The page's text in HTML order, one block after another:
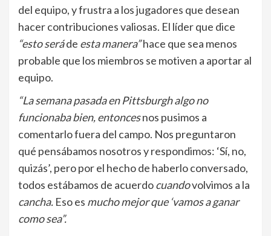
del equipo, y frustra a los jugadores que desean
hacer contribuciones valiosas. El líder que dice
“esto seráde esta manera”hace que sea menos
probable que los miembros se motiven a aportar al
equipo.
“La semana pasada en Pittsburgh algo no
funcionaba bien, entoncesnos pusimos a
comentarlo fuera del campo. Nos preguntaron
qué pensábamos nosotros y respondimos: ‘Sí, no,
quizás’, pero por el hecho de haberlo conversado,
todos estábamos de acuerdocuandovolvimos a la
cancha. Esoes muchomejorque ‘vamos a ganar
como sea”.